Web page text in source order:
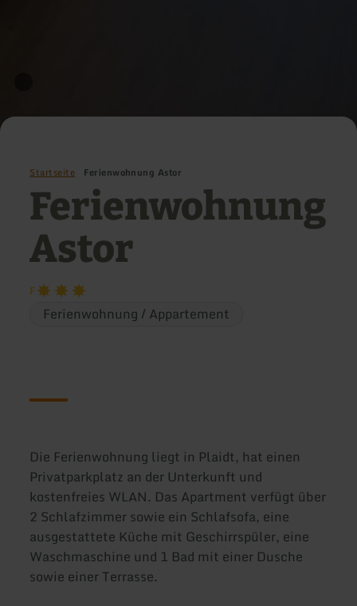
Startseite Ferienwohnung Astor
Ferienwohnung
Astor
F
Ferienwohnung / Appartement
Die Ferienwohnung liegt in Plaidt, hat einen
Privatparkplatz an der Unterkunft und
kostenfreies WLAN. Das Apartment verfügt über
2 Schlafzimmer sowie ein Schlafsofa, eine
ausgestattete Küche mit Geschirrspüler, eine
Waschmaschine und 1 Bad mit einer Dusche
sowie einer Terrasse.